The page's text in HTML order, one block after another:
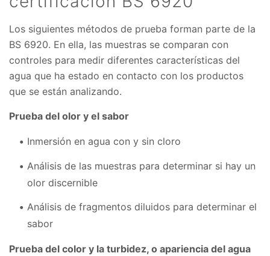
Los siguientes métodos de prueba forman parte de la
BS 6920. En ella, las muestras se comparan con
controles para medir diferentes características del
agua que ha estado en contacto con los productos
que se están analizando.
Prueba del olor y el sabor
Inmersión en agua con y sin cloro
Análisis de las muestras para determinar si hay un
olor discernible
Análisis de fragmentos diluidos para determinar el
sabor
Prueba del color y la turbidez, o apariencia del agua